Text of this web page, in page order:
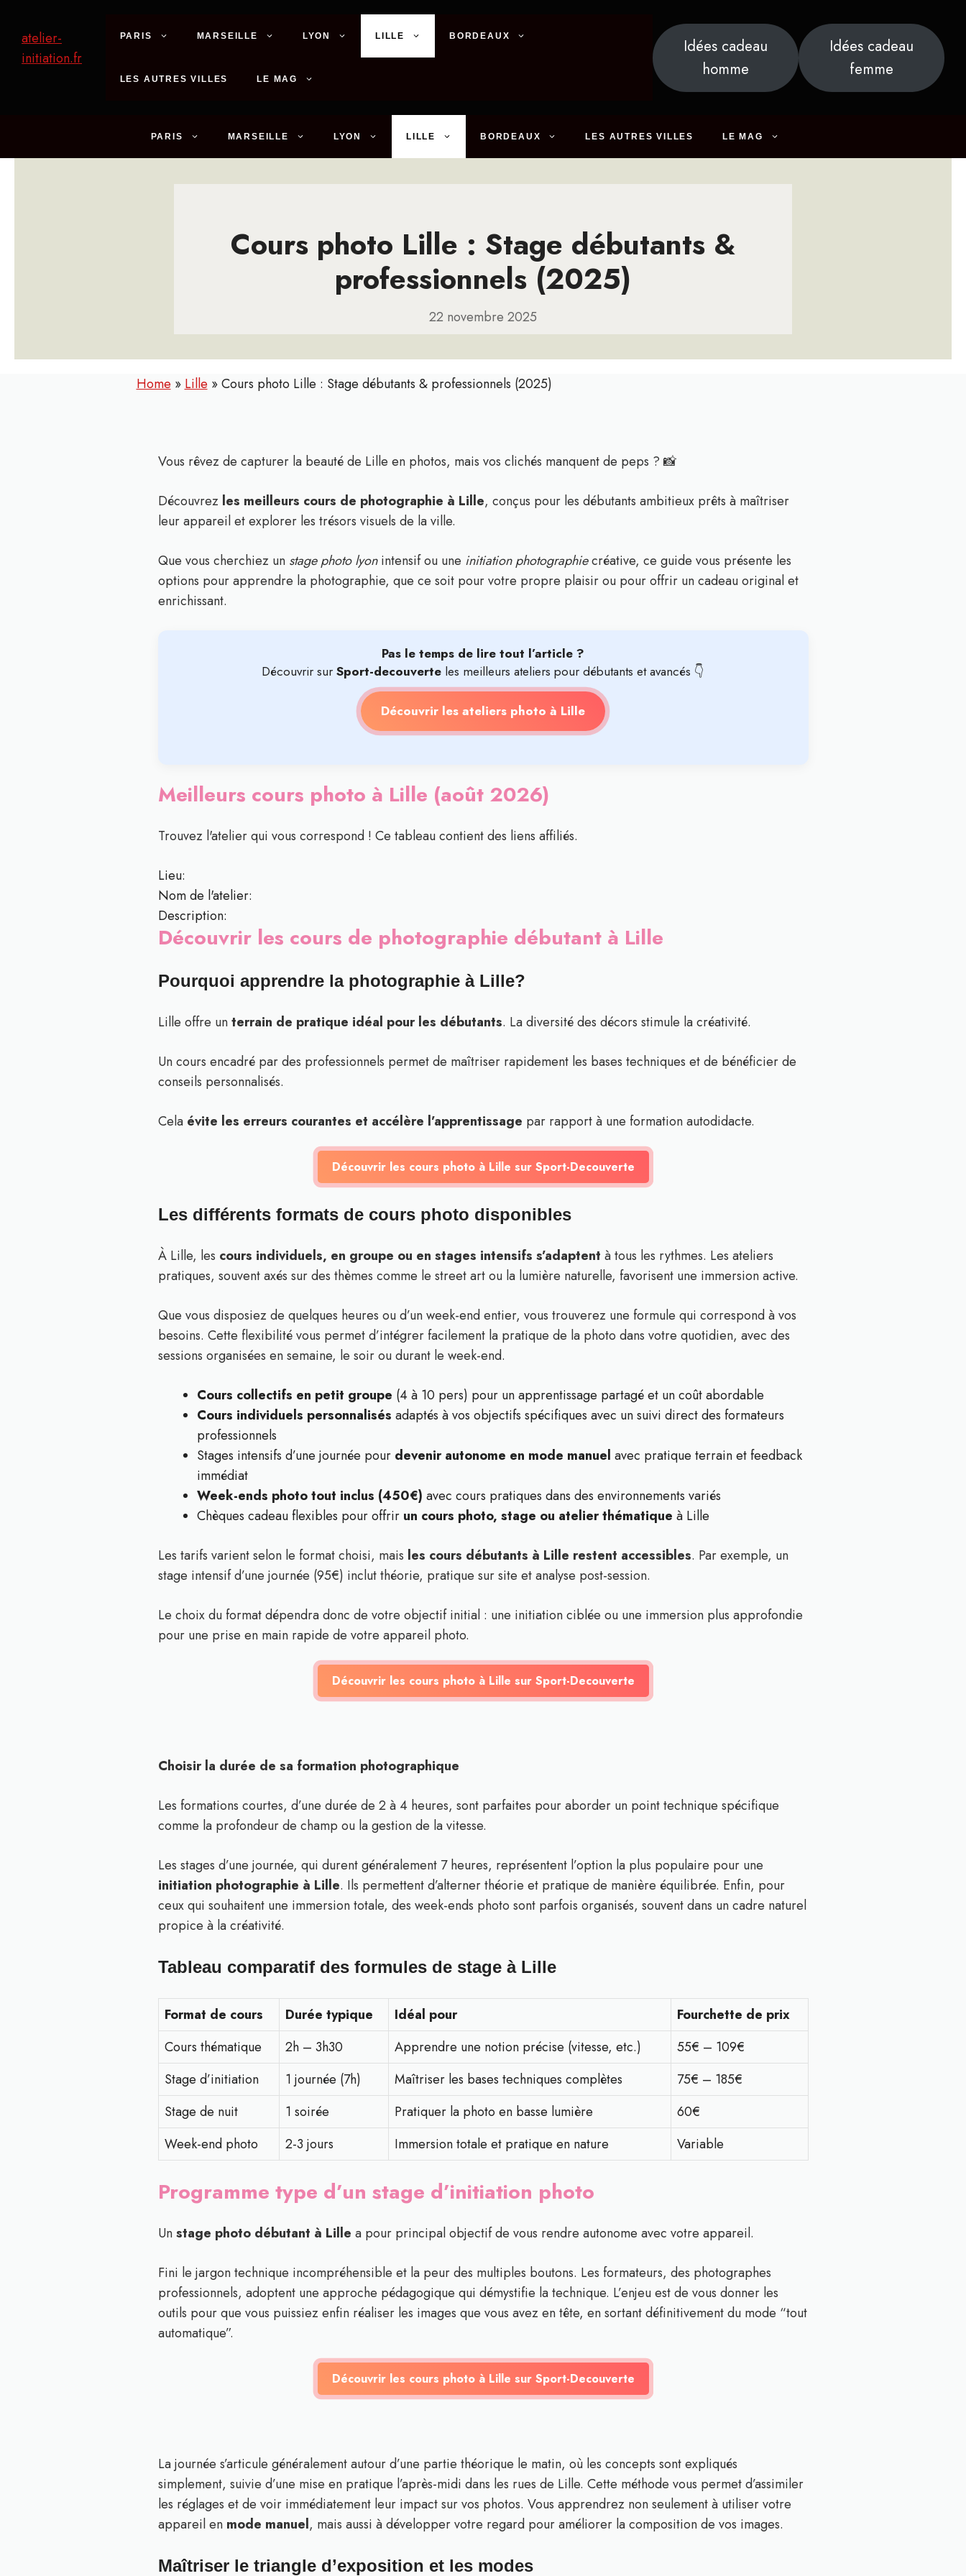
contenu
atelier-
initiation.fr
PARIS MARSEILLE LYON LILLE BORDEAUX
LES AUTRES VILLES LE MAG
Idées cadeau
homme
Idées cadeau
femme
PARIS MARSEILLE LYON LILLE BORDEAUX LES AUTRES VILLES LE MAG
Cours photo Lille : Stage débutants &
professionnels (2025)
22 novembre 2025
Home » Lille »Cours photo Lille : Stage débutants & professionnels (2025)
Vous rêvez de capturer la beauté de Lille en photos, mais vos clichés manquent de peps ? 📸
Découvrez les meilleurs cours de photographie à Lille, conçus pour les débutants ambitieux prêts à maîtriser
leur appareil et explorer les trésors visuels de la ville.
Que vous cherchiez un stage photo lyonintensif ou une initiation photographiecréative, ce guide vous présente les
options pour apprendre la photographie, que ce soit pour votre propre plaisir ou pour offrir un cadeau original et
enrichissant.
Pas le temps de lire tout l’article ?
Découvrir sur Sport-decouverte les meilleurs ateliers pour débutants et avancés 👇
Découvrir les ateliers photo à Lille
Meilleurs cours photo à Lille (août 2026)
Trouvez l'atelier qui vous correspond ! Ce tableau contient des liens affiliés.
Lieu:
Nom de l'atelier:
Description:
Découvrir les cours de photographie débutant à Lille
Pourquoi apprendre la photographie à Lille?
Lille offre unterrain de pratique idéal pour les débutants. La diversité des décors stimule la créativité.
Un cours encadré par des professionnels permet de maîtriser rapidement les bases techniques et de bénéficier de
conseils personnalisés.
Cela évite les erreurs courantes et accélère l’apprentissage par rapport à une formation autodidacte.
Découvrir les cours photo à Lille sur Sport-Decouverte
Les différents formats de cours photo disponibles
À Lille, les cours individuels, en groupe ou en stages intensifs s’adaptent à tous les rythmes. Les ateliers
pratiques, souvent axés sur des thèmes comme le street art ou la lumière naturelle, favorisent une immersion active.
Que vous disposiez de quelques heures ou d’un week-end entier, vous trouverez une formule qui correspond à vos
besoins. Cette flexibilité vous permet d’intégrer facilement la pratique de la photo dans votre quotidien, avec des
sessions organisées en semaine, le soir ou durant le week-end.
Cours collectifs en petit groupe (4 à 10 pers) pour un apprentissage partagé et un coût abordable
Cours individuels personnalisés adaptés à vos objectifs spécifiques avec un suivi direct des formateurs
professionnels
Stages intensifs d’une journée pour devenir autonome en mode manuel avec pratique terrain et feedback
immédiat
Week-ends photo tout inclus (450€) avec cours pratiques dans des environnements variés
Chèques cadeau flexibles pour offrir un cours photo, stage ou atelier thématique à Lille
Les tarifs varient selon le format choisi, mais les cours débutants à Lille restent accessibles. Par exemple, un
stage intensif d’une journée (95€) inclut théorie, pratique sur site et analyse post-session.
Le choix du format dépendra donc de votre objectif initial : une initiation ciblée ou une immersion plus approfondie
pour une prise en main rapide de votre appareil photo.
Découvrir les cours photo à Lille sur Sport-Decouverte
Choisir la durée de sa formation photographique
Les formations courtes, d’une durée de 2 à 4 heures, sont parfaites pour aborder un point technique spécifique
comme la profondeur de champ ou la gestion de la vitesse.
Les stages d’une journée, qui durent généralement 7 heures, représentent l’option la plus populaire pour une
initiation photographie à Lille. Ils permettent d’alterner théorie et pratique de manière équilibrée. Enfin, pour
ceux qui souhaitent une immersion totale, des week-ends photo sont parfois organisés, souvent dans un cadre naturel
propice à la créativité.
Tableau comparatif des formules de stage à Lille
Format de cours Durée typique Idéal pour
Fourchette de prix
Cours thématique
2h – 3h30 Apprendre une notion précise (vitesse, etc.)
55€ – 109€
Stage d’initiation
1 journée (7h) Maîtriser les bases techniques complètes
75€ – 185€
Stage de nuit
1 soirée Pratiquer la photo en basse lumière
60€
Week-end photo
2-3 jours Immersion totale et pratique en nature Variable
Programme type d’un stage d’initiation photo
Unstage photo débutant à Lille a pour principal objectif de vous rendre autonome avec votre appareil.
Fini le jargon technique incompréhensible et la peur des multiples boutons. Les formateurs, des photographes
professionnels, adoptent une approche pédagogique qui démystifie la technique. L’enjeu est de vous donner les
outils pour que vous puissiez enfin réaliser les images que vous avez en tête, en sortant définitivement du mode “tout
automatique”.
Découvrir les cours photo à Lille sur Sport-Decouverte
La journée s’articule généralement autour d’une partie théorique le matin, où les concepts sont expliqués
simplement, suivie d’une mise en pratique l’après-midi dans les rues de Lille. Cette méthode vous permet d’assimiler
les réglages et de voir immédiatement leur impact sur vos photos. Vous apprendrez non seulement à utiliser votre
appareil en mode manuel, mais aussi à développer votre regard pour améliorer la composition de vos images.
Maîtriser le triangle d’exposition et les modes